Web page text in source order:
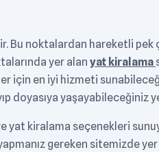
Bu noktalardan hareketli
yer alan yat kiralama
için en iyi hizmeti
doyasıya yaşayabileceğiniz
kiralama seçenekleri
gereken sitemizde